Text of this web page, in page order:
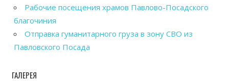
Рабочие посещения храмов Павлово-Посадского
благочиния
Отправка гуманитарного груза в зону СВО из
Павловского Посада
ГАЛЕРЕЯ